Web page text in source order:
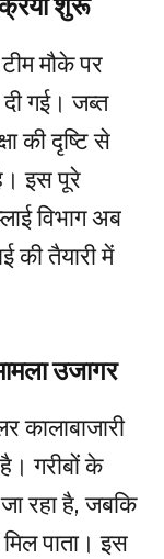
शुरू
मौके पर
गई। जब्त
की दृष्टि से
इस पूरे
विभाग अब
की तैयारी में
उजागर
कालाबाजारी
गरीबों के
रहा है, जबकि
पाता। इस